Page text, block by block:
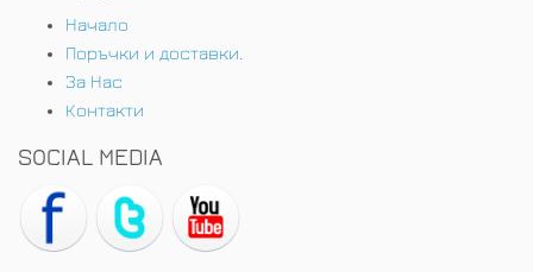
Начало
Поръчки и доставки.
За Нас
Контакти
SOCIAL MEDIA